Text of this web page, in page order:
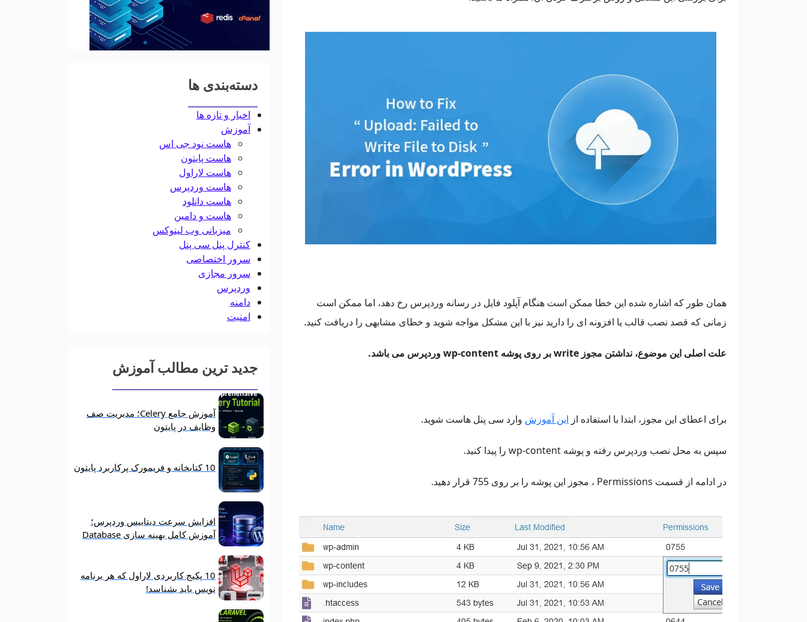
همان طور که اشاره شده این خطا ممکن است هنگام آپلود فایل در رسانه وردپرس رخ دهد، اما ممکن است
زمانی که قصد نصب قالب یا افزونه ای را دارید نیز با این مشکل مواجه شوید و خطای مشابهی را دریافت کنید.
علت اصلی این موضوع، نداشتن مجوز write بر روی پوشه wp-content وردپرس می باشد.
برای اعطای این مجوز، ابتدا با استفاده از این آموزش وارد سی پنل هاست شوید.
سپس به محل نصب وردپرس رفته و پوشه wp-content را پیدا کنید.
در ادامه از قسمت Permissions ، مجوز این پوشه را بر روی 755 قرار دهید.
دسته‌بندی ها
اخبار و تازه ها
آموزش
هاست نود جی اس
هاست پایتون
هاست لاراول
هاست وردپرس
هاست دانلود
هاست و دامین
میزبانی وب لینوکس
کنترل پنل سی پنل
سرور اختصاصی
سرور مجازی
وردپرس
دامنه
امنیت
جدید ترین مطالب آموزش
آموزش جامع Celery؛ مدیریت صف
وظایف در پایتون
10 کتابخانه و فریمورک پرکاربرد پایتون
افزایش سرعت دیتابیس وردپرس؛
آموزش کامل بهینه‌ سازی Database
10 پکیج کاربردی لاراول که هر برنامه‌
نویس باید بشناسد!